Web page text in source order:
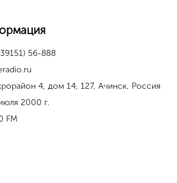
56-888
4, дом 14, 127, Ачинск, Россия
2000 г.
FM